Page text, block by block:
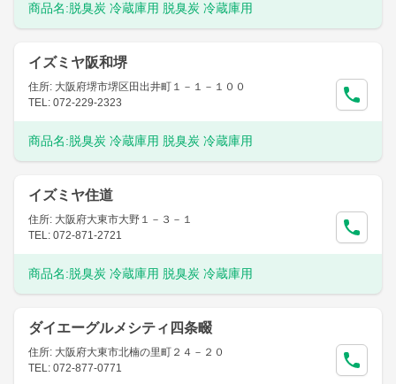
商品名:脱臭炭 冷蔵庫用 脱臭炭 冷蔵庫用
イズミヤ阪和堺
住所: 大阪府堺市堺区田出井町１－１－１００
TEL: 072-229-2323
商品名:脱臭炭 冷蔵庫用 脱臭炭 冷蔵庫用
イズミヤ住道
住所: 大阪府大東市大野１－３－１
TEL: 072-871-2721
商品名:脱臭炭 冷蔵庫用 脱臭炭 冷蔵庫用
ダイエーグルメシティ四条畷
住所: 大阪府大東市北楠の里町２４－２０
TEL: 072-877-0771